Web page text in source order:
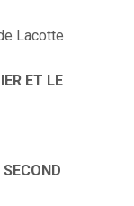
Lacotte
ET LE